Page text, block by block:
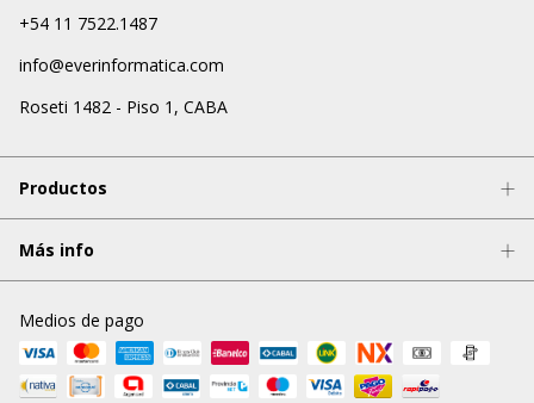
+54 11 7522.1487
info@everinformatica.com
Roseti 1482 - Piso 1, CABA
Productos
Más info
Medios de pago